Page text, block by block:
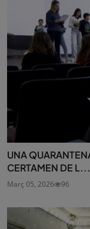
UNA
CERTAMEN DE L...
Març 05, 2026 96